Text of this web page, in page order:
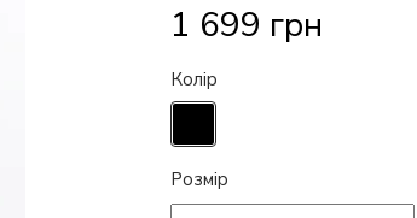
1 699 грн
Колір
Розмір